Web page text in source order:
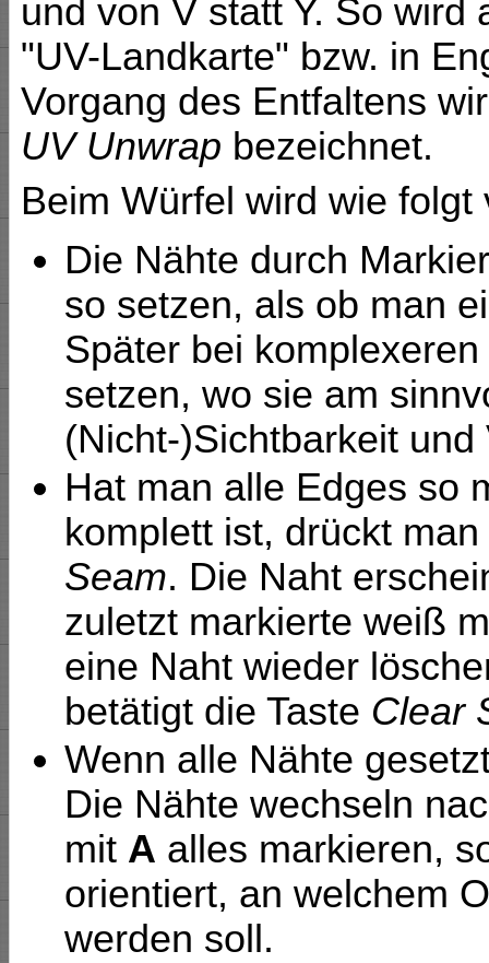
und von V statt Y. So wird
"UV-Landkarte" bzw. in
Vorgang des Entfaltens
UV Unwrap bezeichnet.
Beim Würfel wird wie folgt
Die Nähte durch
so setzen, als ob man
Später bei
setzen, wo sie am
(Nicht-)Sichtbarkeit
Hat man alle Edges so
komplett ist, drückt
Seam. Die Naht
zuletzt markierte weiß
eine Naht wieder
betätigt die Taste Clear
Wenn alle Nähte
Die Nähte wechseln
mit A alles markieren,
orientiert, an welchem
werden soll.